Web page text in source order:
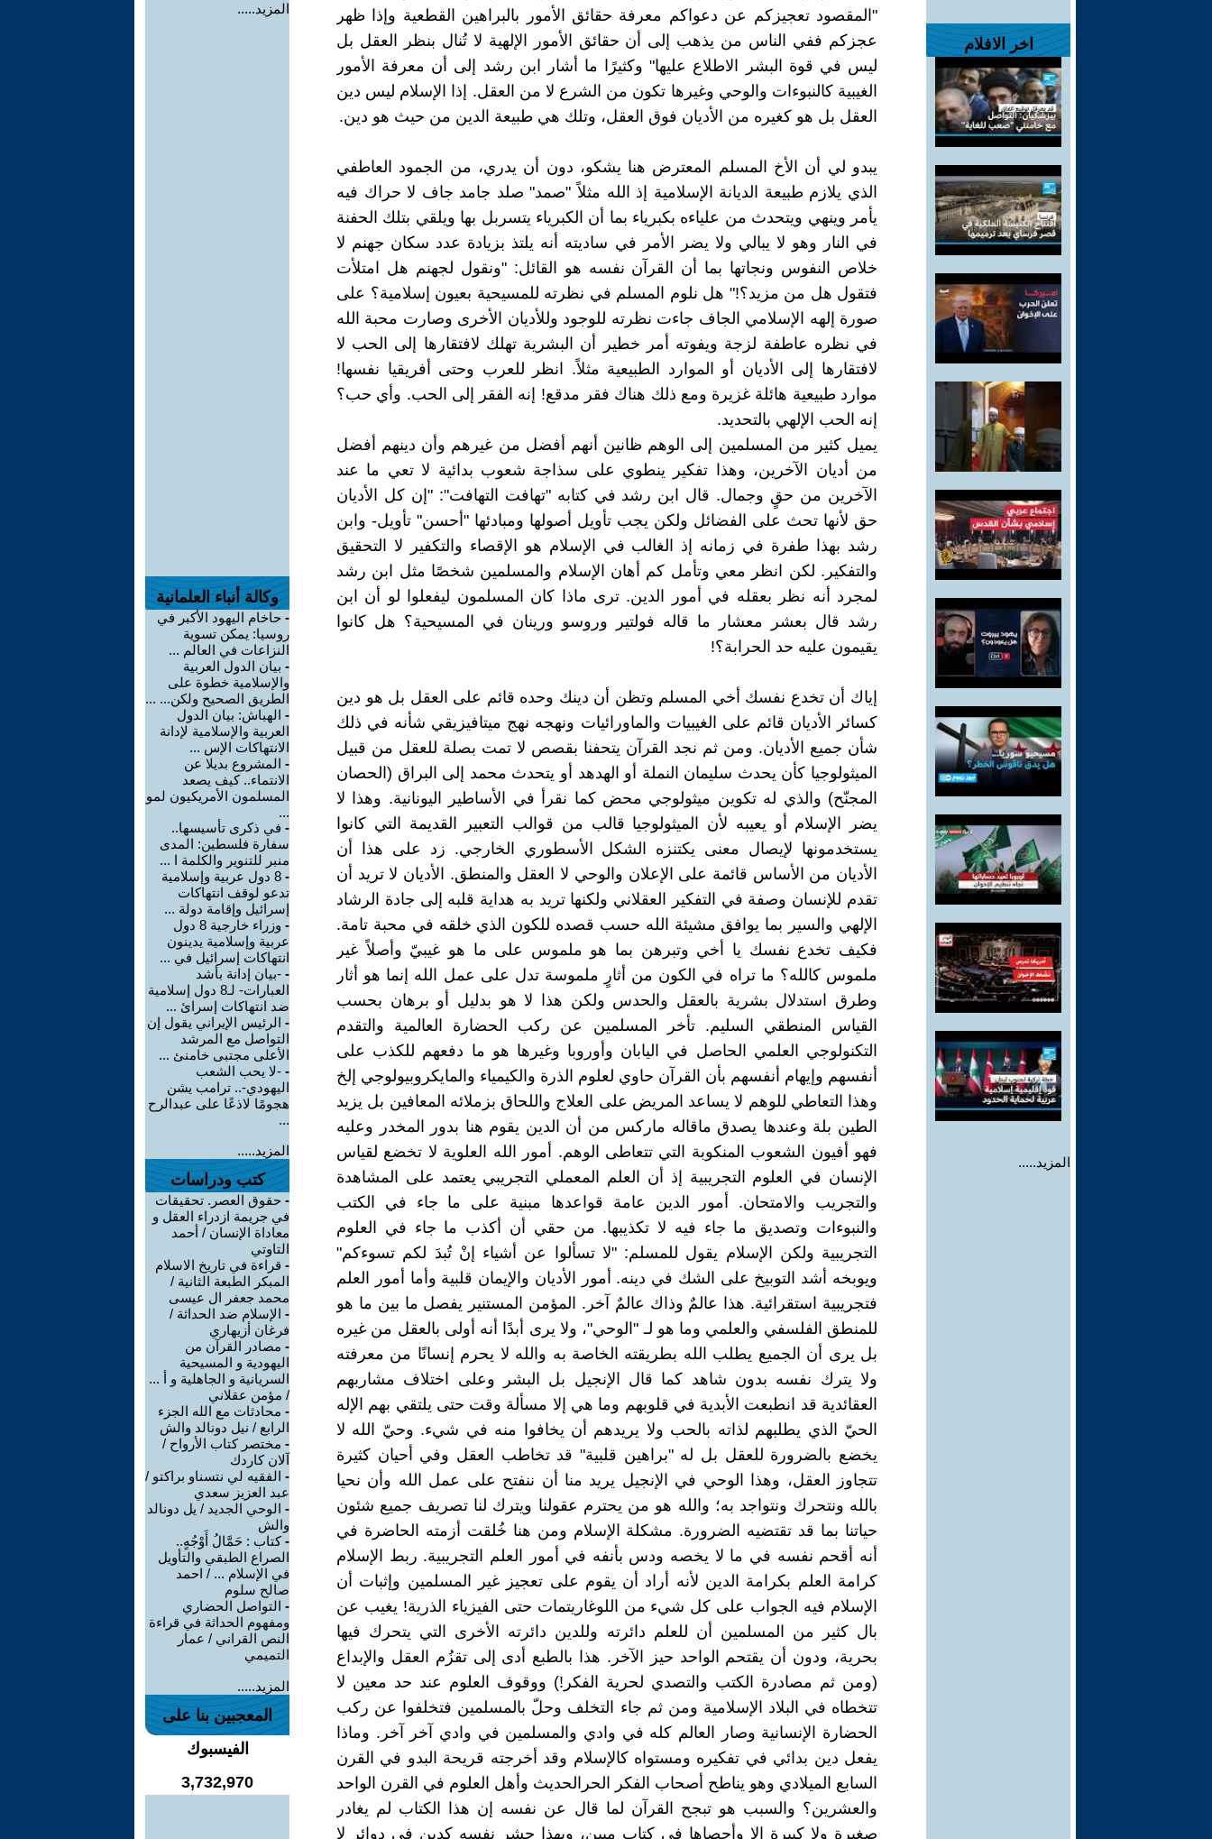
اخر الافلام
المزيد.....
"المقصود تعجيزكم عن دعواكم معرفة حقائق الأمور بالبراهين القطعية وإذا ظهر
عجزكم ففي الناس من يذهب إلى أن حقائق الأمور الإلهية لا تُنال بنظر العقل بل
ليس في قوة البشر الاطلاع عليها" وكثيرًا ما أشار ابن رشد إلى أن معرفة الأمور
الغيبية كالنبوءات والوحي وغيرها تكون من الشرع لا من العقل. إذا الإسلام ليس دين
العقل بل هو كغيره من الأديان فوق العقل، وتلك هي طبيعة الدين من حيث هو دين.
يبدو لي أن الأخ المسلم المعترض هنا يشكو، دون أن يدري، من الجمود العاطفي
الذي يلازم طبيعة الديانة الإسلامية إذ الله مثلاً "صمد" صلد جامد جاف لا حراك فيه
يأمر وينهي ويتحدث من علياءه بكبرياء بما أن الكبرياء يتسربل بها ويلقي بتلك الحفنة
في النار وهو لا يبالي ولا يضر الأمر في ساديته أنه يلتذ بزيادة عدد سكان جهنم لا
خلاص النفوس ونجاتها بما أن القرآن نفسه هو القائل: "ونقول لجهنم هل امتلأت
فتقول هل من مزيد؟!" هل نلوم المسلم في نظرته للمسيحية بعيون إسلامية؟ على
صورة إلهه الإسلامي الجاف جاءت نظرته للوجود وللأديان الأخرى وصارت محبة الله
في نظره عاطفة لزجة ويفوته أمر خطير أن البشرية تهلك لافتقارها إلى الحب لا
لافتقارها إلى الأديان أو الموارد الطبيعية مثلاً. انظر للعرب وحتى أفريقيا نفسها!
موارد طبيعية هائلة غزيرة ومع ذلك هناك فقر مدقع! إنه الفقر إلى الحب. وأي حب؟
إنه الحب الإلهي بالتحديد.
يميل كثير من المسلمين إلى الوهم ظانين أنهم أفضل من غيرهم وأن دينهم أفضل
من أديان الآخرين، وهذا تفكير ينطوي على سذاجة شعوب بدائية لا تعي ما عند
الآخرين من حقٍ وجمال. قال ابن رشد في كتابه "تهافت التهافت": "إن كل الأديان
حق لأنها تحث على الفضائل ولكن يجب تأويل أصولها ومبادئها "أحسن" تأويل- وابن
رشد بهذا طفرة في زمانه إذ الغالب في الإسلام هو الإقصاء والتكفير لا التحقيق
والتفكير. لكن انظر معي وتأمل كم أهان الإسلام والمسلمين شخصًا مثل ابن رشد
لمجرد أنه نظر بعقله في أمور الدين. ترى ماذا كان المسلمون ليفعلوا لو أن ابن
رشد قال بعشر معشار ما قاله فولتير وروسو ورينان في المسيحية؟ هل كانوا
يقيمون عليه حد الحرابة؟!
إياك أن تخدع نفسك أخي المسلم وتظن أن دينك وحده قائم على العقل بل هو دين
كسائر الأديان قائم على الغيبيات والماورائيات ونهجه نهج ميتافيزيقي شأنه في ذلك
شأن جميع الأديان. ومن ثم نجد القرآن يتحفنا بقصص لا تمت بصلة للعقل من قبيل
الميثولوجيا كأن يحدث سليمان النملة أو الهدهد أو يتحدث محمد إلى البراق (الحصان
المجنّح) والذي له تكوين ميثولوجي محض كما نقرأ في الأساطير اليونانية. وهذا لا
يضر الإسلام أو يعيبه لأن الميثولوجيا قالب من قوالب التعبير القديمة التي كانوا
يستخدمونها لإيصال معنى يكتنزه الشكل الأسطوري الخارجي. زد على هذا أن
الأديان من الأساس قائمة على الإعلان والوحي لا العقل والمنطق. الأديان لا تريد أن
تقدم للإنسان وصفة في التفكير العقلاني ولكنها تريد به هداية قلبه إلى جادة الرشاد
الإلهي والسير بما يوافق مشيئة الله حسب قصده للكون الذي خلقه في محبة تامة.
فكيف تخدع نفسك يا أخي وتبرهن بما هو ملموس على ما هو غيبيّ وأصلاً غير
ملموس كالله؟ ما تراه في الكون من أثارٍ ملموسة تدل على عمل الله إنما هو أثار
وطرق استدلال بشرية بالعقل والحدس ولكن هذا لا هو بدليل أو برهان بحسب
القياس المنطقي السليم. تأخر المسلمين عن ركب الحضارة العالمية والتقدم
التكنولوجي العلمي الحاصل في اليابان وأوروبا وغيرها هو ما دفعهم للكذب على
أنفسهم وإيهام أنفسهم بأن القرآن حاوي لعلوم الذرة والكيمياء والمايكروبيولوجي إلخ
وهذا التعاطي للوهم لا يساعد المريض على العلاج واللحاق بزملائه المعافين بل يزيد
الطين بلة وعندها يصدق ماقاله ماركس من أن الدين يقوم هنا بدور المخدر وعليه
فهو أفيون الشعوب المنكوبة التي تتعاطى الوهم. أمور الله العلوية لا تخضع لقياس
الإنسان في العلوم التجريبية إذ أن العلم المعملي التجريبي يعتمد على المشاهدة
والتجريب والامتحان. أمور الدين عامة قواعدها مبنية على ما جاء في الكتب
والنبوءات وتصديق ما جاء فيه لا تكذيبها. من حقي أن أكذب ما جاء في العلوم
التجريبية ولكن الإسلام يقول للمسلم: "لا تسألوا عن أشياء إنْ تُبدَ لكم تسوءكم"
ويوبخه أشد التوبيخ على الشك في دينه. أمور الأديان والإيمان قلبية وأما أمور العلم
فتجريبية استقرائية. هذا عالمٌ وذاك عالمٌ آخر. المؤمن المستنير يفصل ما بين ما هو
للمنطق الفلسفي والعلمي وما هو لـ "الوحي"، ولا يرى أبدًا أنه أولى بالعقل من غيره
بل يرى أن الجميع يطلب الله بطريقته الخاصة به والله لا يحرم إنسانًا من معرفته
ولا يترك نفسه بدون شاهد كما قال الإنجيل بل البشر وعلى اختلاف مشاربهم
العقائدية قد انطبعت الأبدية في قلوبهم وما هي إلا مسألة وقت حتى يلتقي بهم الإله
الحيّ الذي يطلبهم لذاته بالحب ولا يريدهم أن يخافوا منه في شيء. وحيّ الله لا
يخضع بالضرورة للعقل بل له "براهين قلبية" قد تخاطب العقل وفي أحيان كثيرة
تتجاوز العقل، وهذا الوحي في الإنجيل يريد منا أن ننفتح على عمل الله وأن نحيا
بالله ونتحرك ونتواجد به؛ والله هو من يحترم عقولنا ويترك لنا تصريف جميع شئون
حياتنا بما قد تقتضيه الضرورة. مشكلة الإسلام ومن هنا خُلقت أزمته الحاضرة في
أنه أقحم نفسه في ما لا يخصه ودس بأنفه في أمور العلم التجريبية. ربط الإسلام
كرامة العلم بكرامة الدين لأنه أراد أن يقوم على تعجيز غير المسلمين وإثبات أن
الإسلام فيه الجواب على كل شيء من اللوغاريتمات حتى الفيزياء الذرية! يغيب عن
بال كثير من المسلمين أن للعلم دائرته وللدين دائرته الأخرى التي يتحرك فيها
بحرية، ودون أن يقتحم الواحد حيز الآخر. هذا بالطبع أدى إلى تقزُم العقل والإبداع
(ومن ثم مصادرة الكتب والتصدي لحرية الفكر!) ووقوف العلوم عند حد معين لا
تتخطاه في البلاد الإسلامية ومن ثم جاء التخلف وحلّ بالمسلمين فتخلفوا عن ركب
الحضارة الإنسانية وصار العالم كله في وادي والمسلمين في وادي آخر آخر. وماذا
يفعل دين بدائي في تفكيره ومستواه كالإسلام وقد أخرجته قريحة البدو في القرن
السابع الميلادي وهو يناطح أصحاب الفكر الحرالحديث وأهل العلوم في القرن الواحد
والعشرين؟ والسبب هو تبجح القرآن لما قال عن نفسه إن هذا الكتاب لم يغادر
صغيرة ولا كبيرة إلا وأحصاها في كتاب مبين، وبهذا حشر نفسه كدين في دوائر لا
المزيد.....
وكالة أنباء العلمانية
- حاخام اليهود الأكبر في
روسيا: يمكن تسوية
النزاعات في العالم ...
- بيان الدول العربية
والإسلامية خطوة على
الطريق الصحيح ولكن... ...
- الهباش: بيان الدول
العربية والإسلامية لإدانة
الانتهاكات الإس ...
- المشروع بديلا عن
الانتماء.. كيف يصعد
المسلمون الأمريكيون لمو
...
- في ذكرى تأسيسها..
سفارة فلسطين: المدى
منبر للتنوير والكلمة ا ...
-
8 دول عربية وإسلامية
تدعو لوقف انتهاكات
إسرائيل وإقامة دولة ...
-
وزراء خارجية 8 دول
عربية وإسلامية يدينون
انتهاكات إسرائيل في ...
- -بيان إدانة بأشد
العبارات- لـ8 دول إسلامية
ضد انتهاكات إسرائ ...
- الرئيس الإيراني يقول إن
التواصل مع المرشد
الأعلى مجتبى خامنئ ...
- -لا يحب الشعب
اليهودي-.. ترامب يشن
هجومًا لاذعًا على عبدالرح
...
المزيد.....
كتب ودراسات
- حقوق العصر. تحقيقات
في جريمة ازدراء العقل و
معاداة الإنسان / أحمد
التاوتي
- قراءة في تاريخ الاسلام
المبكر الطبعة الثانية /
محمد جعفر ال عيسى
- الإسلام ضد الحداثة /
فرغان أزيهاري
- مصادر القرآن من
اليهودية و المسيحية
السريانية و الجاهلية و أ ...
/ مؤمن عقلاني
- محادثات مع الله الجزء
الرابع / نيل دونالد والش
- مختصر كتاب الأرواح /
آلان كاردك
- الفقيه لي نتسناو براكتو /
عبد العزيز سعدي
- الوحي الجديد / يل دونالد
والش
-كتاب : حَمَّالُ أَوْجُهٍ..
الصراع الطبقي والتأويل
في الإسلام ... / احمد
صالح سلوم
- التواصل الحضاري
ومفهوم الحداثة في قراءة
النص القراني / عمار
التميمي
المزيد.....
المعجبين بنا على
الفيسبوك
3,732,970